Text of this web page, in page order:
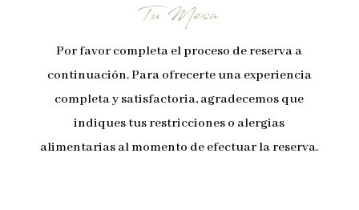
Tu Mesa
Por favor completa el proceso de reserva a
continuación.Para ofrecerte una experiencia
completa y satisfactoria, agradecemos que
indiques tus restricciones o alergias
alimentarias al momento de efectuar la reserva.